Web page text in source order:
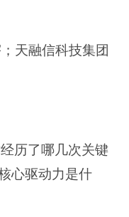
天融信科技集团
历了哪几次关键
心驱动力是什